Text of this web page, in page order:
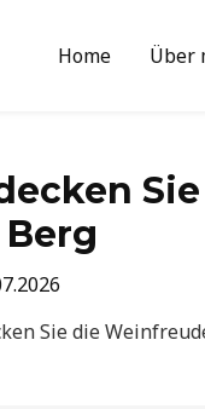
Home Über
Sie die